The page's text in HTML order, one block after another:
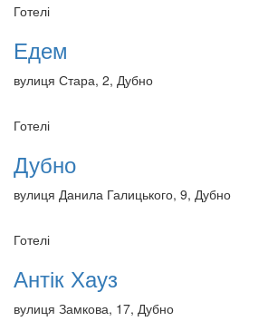
Готелі
Едем
вулиця Стара, 2, Дубно
Готелі
Дубно
вулиця Данила Галицького, 9, Дубно
Готелі
Антік Хауз
вулиця Замкова, 17, Дубно